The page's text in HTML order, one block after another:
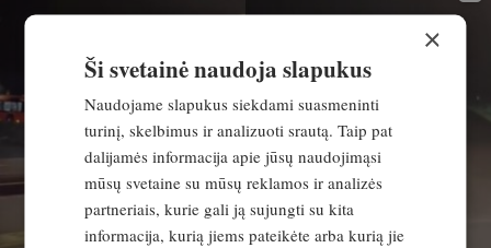
×
Ši svetainė naudoja slapukus
Naudojame slapukus siekdami suasmeninti
turinį, skelbimus ir analizuoti srautą. Taip pat
dalijamės informacija apie jūsų naudojimąsi
mūsų svetaine su mūsų reklamos ir analizės
partneriais, kurie gali ją sujungti su kita
informacija, kurią jiems pateikėte arba kurią jie